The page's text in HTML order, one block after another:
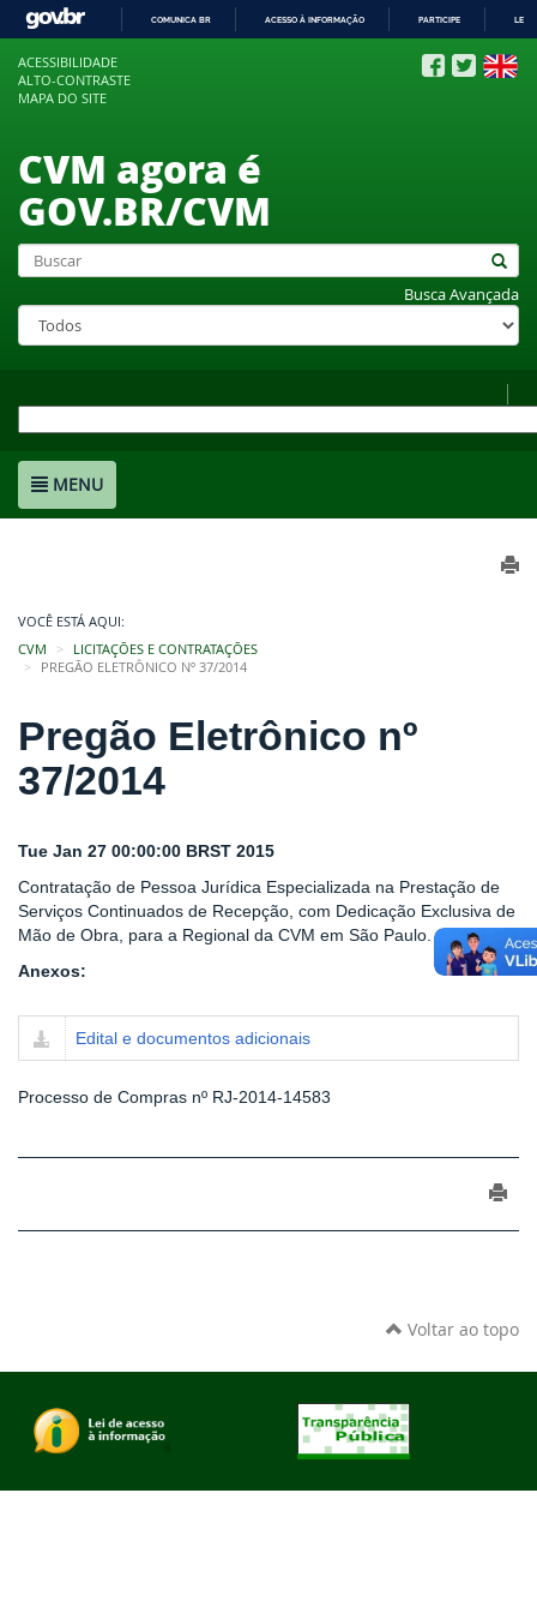
COMUNICA BR ACESSO À INFORMAÇÃO PARTICIPE
ACESSIBILIDADE
ALTO-CONTRASTE
MAPA DO SITE
CVM agora é
GOV.BR/CVM
Busca Avançada
MENU
VOCÊ ESTÁ AQUI:
CVM
LICITAÇÕES E CONTRATAÇÕES
PREGÃO ELETRÔNICO Nº 37/2014
Pregão Eletrônico nº
37/2014
Tue Jan 27 00:00:00 BRST 2015
Contratação de Pessoa Jurídica Especializada na Prestação de
Serviços Continuados de Recepção, com Dedicação Exclusiva de
Mão de Obra, para a Regional da CVM em São Paulo.
Anexos:
Edital e documentos adicionais
Processo de Compras nº RJ-2014-14583
Voltar ao topo